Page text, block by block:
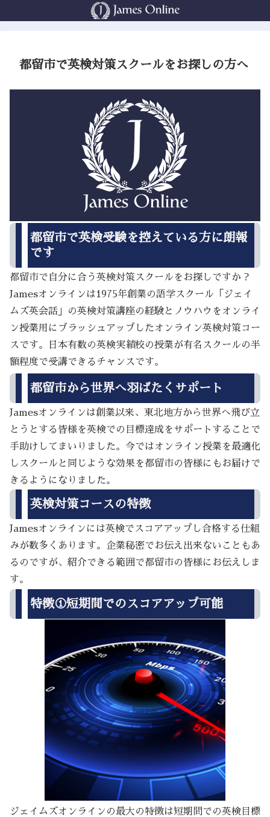
都留市で英検対策スクールをお探しの方へ
都留市で英検受験を控えている方に朗報
です
都留市で自分に合う英検対策スクールをお探しですか？
Jamesオンラインは1975年創業の語学スクール「ジェイ
ムズ英会話」の英検対策講座の経験とノウハウをオンライ
ン授業用にブラッシュアップしたオンライン英検対策コー
スです。日本有数の英検実績校の授業が有名スクールの半
額程度で受講できるチャンスです。
都留市から世界へ羽ばたくサポート
Jamesオンラインは創業以来、東北地方から世界へ飛び立
とうとする皆様を英検での目標達成をサポートすることで
手助けしてまいりました。今ではオンライン授業を最適化
しスクールと同じような効果を都留市の皆様にもお届けで
きるようになりました。
英検対策コースの特徴
Jamesオンラインには英検でスコアアップし合格する仕組
みが数多くあります。企業秘密でお伝え出来ないこともあ
るのですが、紹介できる範囲で都留市の皆様にお伝えしま
す。
特徴①短期間でのスコアアップ可能
ジェイムズオンラインの最大の特徴は短期間での英検目標